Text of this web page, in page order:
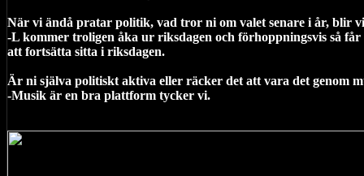
När vi ändå pratar politik, vad tror ni om valet senare i år, blir
-L kommer troligen åka ur riksdagen och förhoppningsvis så
att fortsätta sitta i riksdagen.
Är ni själva politiskt aktiva eller räcker det att vara det genom
-Musik är en bra plattform tycker vi.